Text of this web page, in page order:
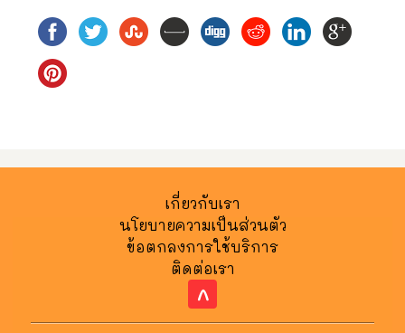
เกี่ยวกับเรา
นโยบายความเป็นส่วนตัว
ข้อตกลงการใช้บริการ
ติดต่อเรา
^